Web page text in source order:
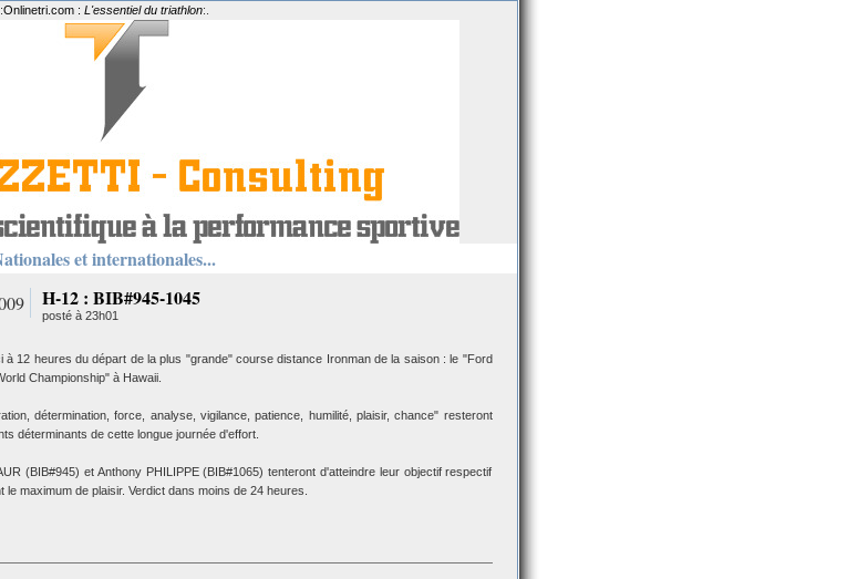
.:Onlinetri.com : L'essentiel du triathlon:.
et internationales...
H-12 : BIB#945-1045
posté à 23h01
à 12 heures du départ de la plus "grande" course distance Ironman de la saison : le "Ford
Championship" à Hawaii.
détermination, force, analyse, vigilance, patience, humilité, plaisir, chance" resteront
déterminants de cette longue journée d'effort.
(BIB#945) et Anthony PHILIPPE (BIB#1065) tenteront d'atteindre leur objectif respectif
le maximum de plaisir. Verdict dans moins de 24 heures.